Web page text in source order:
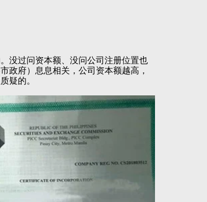
没过问资本额、没问公司注册位置也
政府）息息相关，公司资本额越高，
疑的。